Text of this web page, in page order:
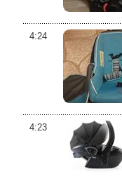
4:24
4:23